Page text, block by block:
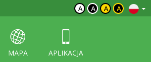
A A A A
MAPA
APLIKACJA